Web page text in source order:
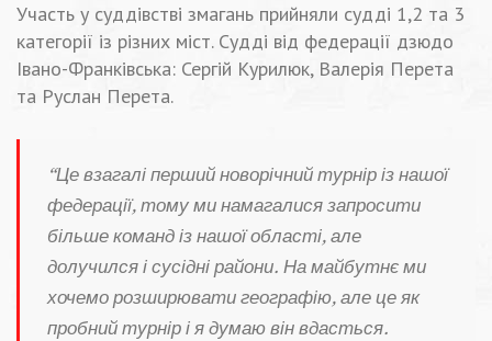
Участь у суддівстві змагань прийняли судді 1,2 та 3
категорії із різних міст. Судді від федерації дзюдо
Івано-Франківська: Сергій Курилюк, Валерія Перета
та Руслан Перета.
“Це взагалі перший новорічний турнір із нашої
федерації, тому ми намагалися запросити
більше команд із нашої області, але
долучился і сусідні райони. На майбутнє ми
хочемо розширювати географію, але це як
пробний турнір і я думаю він вдасться.